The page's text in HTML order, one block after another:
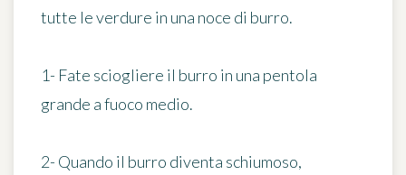
tutte le verdure in una noce di burro.
1- Fate sciogliere il burro in una pentola
grande a fuoco medio.
2- Quando il burro diventa schiumoso,